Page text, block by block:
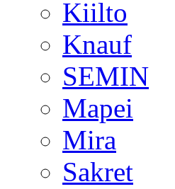
Kiilto
Knauf
SEMIN
Mapei
Mira
Sakret